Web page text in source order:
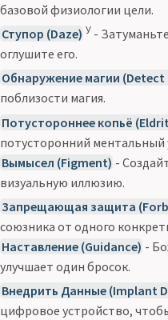
базовой физиологии цели.
Ступор (Daze) У -
оглушите его.
Обнаружение магии (Detect
поблизости магия.
Потустороннее копьё
потусторонний ментальный
Вымысел (Figment) -
визуальную иллюзию.
Запрещающая защита
союзника от одного
Наставление (Guidance) -
улучшает один бросок.
Внедрить Данные (Implant
цифровое устройство,